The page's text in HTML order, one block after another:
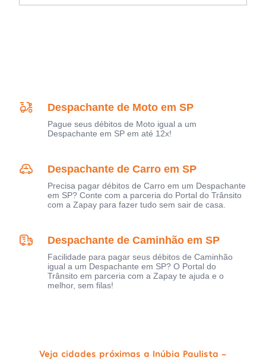
Despachante de Moto em SP
Pague seus débitos de Moto igual a um
Despachante em SP em até 12x!
Despachante de Carro em SP
Precisa pagar débitos de Carro em um Despachante
em SP? Conte com a parceria do Portal do Trânsito
com a Zapay para fazer tudo sem sair de casa.
Despachante de Caminhão em SP
Facilidade para pagar seus débitos de Caminhão
igual a um Despachante em SP? O Portal do
Trânsito em parceria com a Zapay te ajuda e o
melhor, sem filas!
Veja cidades próximas a Inúbia Paulista -